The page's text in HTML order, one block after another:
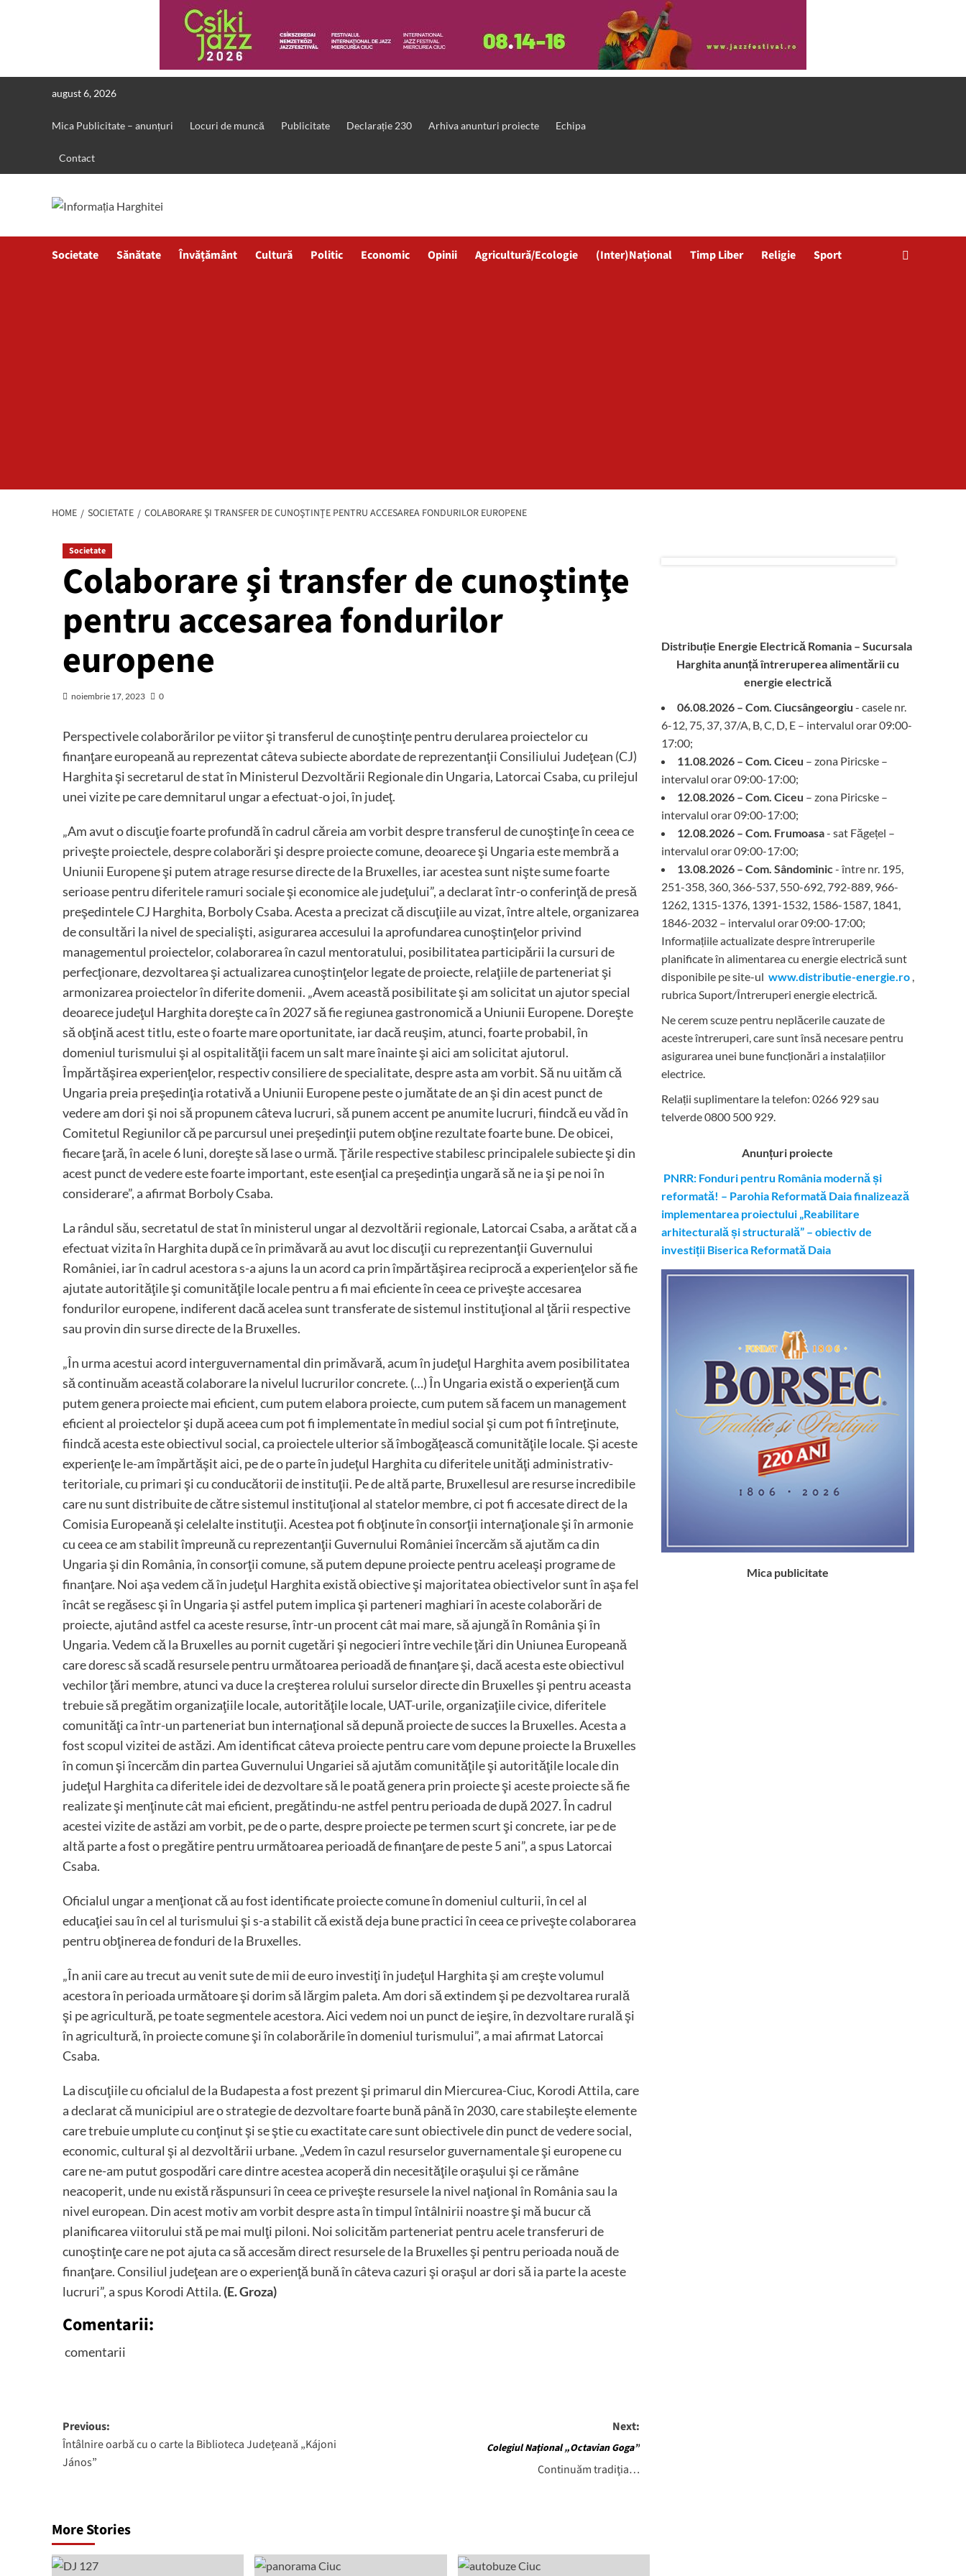
august 6, 2026
Mica Publicitate – anunțuri Locuri de muncă Publicitate Declarație 230 Arhiva anunturi proiecte Echipa
Contact
Societate Sănătate Învățământ Cultură Politic Economic Opinii Agricultură/Ecologie (Inter)Național Timp Liber Religie Sport
HOME SOCIETATE COLABORARE ŞI TRANSFER DE CUNOŞTINŢE PENTRU ACCESAREA FONDURILOR EUROPENE
Societate
Colaborare şi transfer de cunoştinţe
pentru accesarea fondurilor
europene
noiembrie 17, 2023 0
Perspectivele colaborărilor pe viitor şi transferul de cunoştinţe pentru derularea proiectelor cu
finanţare europeană au reprezentat câteva subiecte abordate de reprezentanţii Consiliului Judeţean (CJ)
Harghita şi secretarul de stat în Ministerul Dezvoltării Regionale din Ungaria, Latorcai Csaba, cu prilejul
unei vizite pe care demnitarul ungar a efectuat-o joi, în judeţ.
„Am avut o discuţie foarte profundă în cadrul căreia am vorbit despre transferul de cunoştinţe în ceea ce
priveşte proiectele, despre colaborări şi despre proiecte comune, deoarece şi Ungaria este membră a
Uniunii Europene şi putem atrage resurse directe de la Bruxelles, iar acestea sunt nişte sume foarte
serioase pentru diferitele ramuri sociale şi economice ale judeţului”, a declarat într-o conferinţă de presă
preşedintele CJ Harghita, Borboly Csaba. Acesta a precizat că discuţiile au vizat, între altele, organizarea
de consultări la nivel de specialişti, asigurarea accesului la aprofundarea cunoştinţelor privind
managementul proiectelor, colaborarea în cazul mentoratului, posibilitatea participării la cursuri de
perfecţionare, dezvoltarea şi actualizarea cunoştinţelor legate de proiecte, relaţiile de parteneriat şi
armonizarea proiectelor în diferite domenii. „Avem această posibilitate şi am solicitat un ajutor special
deoarece judeţul Harghita doreşte ca în 2027 să fie regiunea gastronomică a Uniunii Europene. Doreşte
să obţină acest titlu, este o foarte mare oportunitate, iar dacă reuşim, atunci, foarte probabil, în
domeniul turismului şi al ospitalităţii facem un salt mare înainte şi aici am solicitat ajutorul.
Împărtăşirea experienţelor, respectiv consiliere de specialitate, despre asta am vorbit. Să nu uităm că
Ungaria preia preşedinţia rotativă a Uniunii Europene peste o jumătate de an şi din acest punct de
vedere am dori şi noi să propunem câteva lucruri, să punem accent pe anumite lucruri, fiindcă eu văd în
Comitetul Regiunilor că pe parcursul unei preşedinţii putem obţine rezultate foarte bune. De obicei,
fiecare ţară, în acele 6 luni, doreşte să lase o urmă. Ţările respective stabilesc principalele subiecte şi din
acest punct de vedere este foarte important, este esenţial ca preşedinţia ungară să ne ia şi pe noi în
considerare”, a afirmat Borboly Csaba.
La rândul său, secretatul de stat în ministerul ungar al dezvoltării regionale, Latorcai Csaba, a arătat că a
efectuat vizita în Harghita după ce în primăvară au avut loc discuţii cu reprezentanţii Guvernului
României, iar în cadrul acestora s-a ajuns la un acord ca prin împărtăşirea reciprocă a experienţelor să fie
ajutate autorităţile şi comunităţile locale pentru a fi mai eficiente în ceea ce priveşte accesarea
fondurilor europene, indiferent dacă acelea sunt transferate de sistemul instituţional al ţării respective
sau provin din surse directe de la Bruxelles.
„În urma acestui acord interguvernamental din primăvară, acum în judeţul Harghita avem posibilitatea
să continuăm această colaborare la nivelul lucrurilor concrete. (…) În Ungaria există o experienţă cum
putem genera proiecte mai eficient, cum putem elabora proiecte, cum putem să facem un management
eficient al proiectelor şi după aceea cum pot fi implementate în mediul social şi cum pot fi întreţinute,
fiindcă acesta este obiectivul social, ca proiectele ulterior să îmbogăţească comunităţile locale. Şi aceste
experienţe le-am împărtăşit aici, pe de o parte în judeţul Harghita cu diferitele unităţi administrativ-
teritoriale, cu primari şi cu conducătorii de instituţii. Pe de altă parte, Bruxellesul are resurse incredibile
care nu sunt distribuite de către sistemul instituţional al statelor membre, ci pot fi accesate direct de la
Comisia Europeană şi celelalte instituţii. Acestea pot fi obţinute în consorţii internaţionale şi în armonie
cu ceea ce am stabilit împreună cu reprezentanţii Guvernului României încercăm să ajutăm ca din
Ungaria şi din România, în consorţii comune, să putem depune proiecte pentru aceleaşi programe de
finanţare. Noi aşa vedem că în judeţul Harghita există obiective şi majoritatea obiectivelor sunt în aşa fel
încât se regăsesc şi în Ungaria şi astfel putem implica şi parteneri maghiari în aceste colaborări de
proiecte, ajutând astfel ca aceste resurse, într-un procent cât mai mare, să ajungă în România şi în
Ungaria. Vedem că la Bruxelles au pornit cugetări şi negocieri între vechile ţări din Uniunea Europeană
care doresc să scadă resursele pentru următoarea perioadă de finanţare şi, dacă acesta este obiectivul
vechilor ţări membre, atunci va duce la creşterea rolului surselor directe din Bruxelles şi pentru aceasta
trebuie să pregătim organizaţiile locale, autorităţile locale, UAT-urile, organizaţiile civice, diferitele
comunităţi ca într-un parteneriat bun internaţional să depună proiecte de succes la Bruxelles. Acesta a
fost scopul vizitei de astăzi. Am identificat câteva proiecte pentru care vom depune proiecte la Bruxelles
în comun şi încercăm din partea Guvernului Ungariei să ajutăm comunităţile şi autorităţile locale din
judeţul Harghita ca diferitele idei de dezvoltare să le poată genera prin proiecte şi aceste proiecte să fie
realizate şi menţinute cât mai eficient, pregătindu-ne astfel pentru perioada de după 2027. În cadrul
acestei vizite de astăzi am vorbit, pe de o parte, despre proiecte pe termen scurt şi concrete, iar pe de
altă parte a fost o pregătire pentru următoarea perioadă de finanţare de peste 5 ani”, a spus Latorcai
Csaba.
Oficialul ungar a menţionat că au fost identificate proiecte comune în domeniul culturii, în cel al
educaţiei sau în cel al turismului şi s-a stabilit că există deja bune practici în ceea ce priveşte colaborarea
pentru obţinerea de fonduri de la Bruxelles.
„În anii care au trecut au venit sute de mii de euro investiţi în judeţul Harghita şi am creşte volumul
acestora în perioada următoare şi dorim să lărgim paleta. Am dori să extindem şi pe dezvoltarea rurală
şi pe agricultură, pe toate segmentele acestora. Aici vedem noi un punct de ieşire, în dezvoltare rurală şi
în agricultură, în proiecte comune şi în colaborările în domeniul turismului”, a mai afirmat Latorcai
Csaba.
La discuţiile cu oficialul de la Budapesta a fost prezent şi primarul din Miercurea-Ciuc, Korodi Attila, care
a declarat că municipiul are o strategie de dezvoltare foarte bună până în 2030, care stabileşte elemente
care trebuie umplute cu conţinut şi se ştie cu exactitate care sunt obiectivele din punct de vedere social,
economic, cultural şi al dezvoltării urbane. „Vedem în cazul resurselor guvernamentale şi europene cu
care ne-am putut gospodări care dintre acestea acoperă din necesităţile oraşului şi ce rămâne
neacoperit, unde nu există răspunsuri în ceea ce priveşte resursele la nivel naţional în România sau la
nivel european. Din acest motiv am vorbit despre asta în timpul întâlnirii noastre şi mă bucur că
planificarea viitorului stă pe mai mulţi piloni. Noi solicităm parteneriat pentru acele transferuri de
cunoştinţe care ne pot ajuta ca să accesăm direct resursele de la Bruxelles şi pentru perioada nouă de
finanţare. Consiliul judeţean are o experienţă bună în câteva cazuri şi oraşul ar dori să ia parte la aceste
lucruri”, a spus Korodi Attila. (E. Groza)
Comentarii:
comentarii
Post
navigation
Previous:
Întâlnire oarbă cu o carte la Biblioteca Judeţeană „Kájoni
János”
Next:
Colegiul Naţional „Octavian Goga”
Continuăm tradiţia…
More Stories
Distribuție Energie Electrică Romania – Sucursala
Harghitaanunță întreruperea alimentării cu
energie electrică
06.08.2026 – Com. Ciucsângeorgiu - casele nr.
6-12, 75, 37, 37/A, B, C, D, E – intervalul orar 09:00-
17:00;
11.08.2026 – Com. Ciceu – zona Piricske –
intervalul orar 09:00-17:00;
12.08.2026 – Com. Ciceu – zona Piricske –
intervalul orar 09:00-17:00;
12.08.2026 – Com. Frumoasa- sat Făgețel –
intervalul orar 09:00-17:00;
13.08.2026 – Com. Sândominic- între nr. 195,
251-358, 360, 366-537, 550-692, 792-889, 966-
1262, 1315-1376, 1391-1532, 1586-1587, 1841,
1846-2032 – intervalul orar 09:00-17:00;
Informațiile actualizate despre întreruperile
planificate în alimentarea cu energie electrică sunt
disponibile pe site-ul www.distributie-energie.ro ,
rubrica Suport/Întreruperi energie electrică.
Ne cerem scuze pentru neplăcerile cauzate de
aceste întreruperi, care sunt însă necesare pentru
asigurarea unei bune funcționări a instalațiilor
electrice.
Relații suplimentare la telefon: 0266 929 sau
telverde 0800 500 929.
Anunțuri proiecte
PNRR: Fonduri pentru România modernă și
reformată! – Parohia Reformată Daia finalizează
implementarea proiectului „Reabilitare
arhitecturală și structurală” – obiectiv de
investiții Biserica Reformată Daia
Mica publicitate